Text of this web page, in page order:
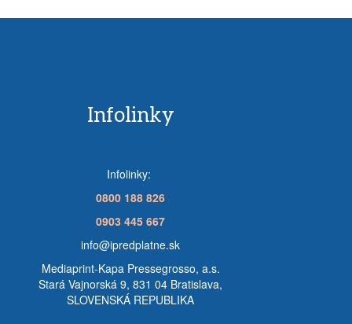
Infolinky
Infolinky:
0800 188 826
0903 445 667
info@ipredplatne.sk
Mediaprint-Kapa Pressegrosso, a.s.
Stará Vajnorská 9, 831 04 Bratislava,
SLOVENSKÁ REPUBLIKA